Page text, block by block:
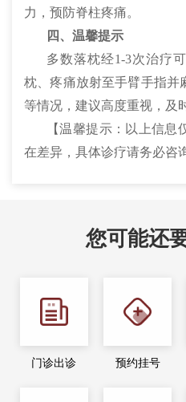
力，预防脊柱疼痛。
四、温馨提示
多数落枕经1-3次治疗
枕、疼痛放射至手臂手指并
等情况，建议高度重视，及
【温馨提示：以上信
在差异，具体诊疗请务必咨
您可能还
门诊出诊 预约挂号